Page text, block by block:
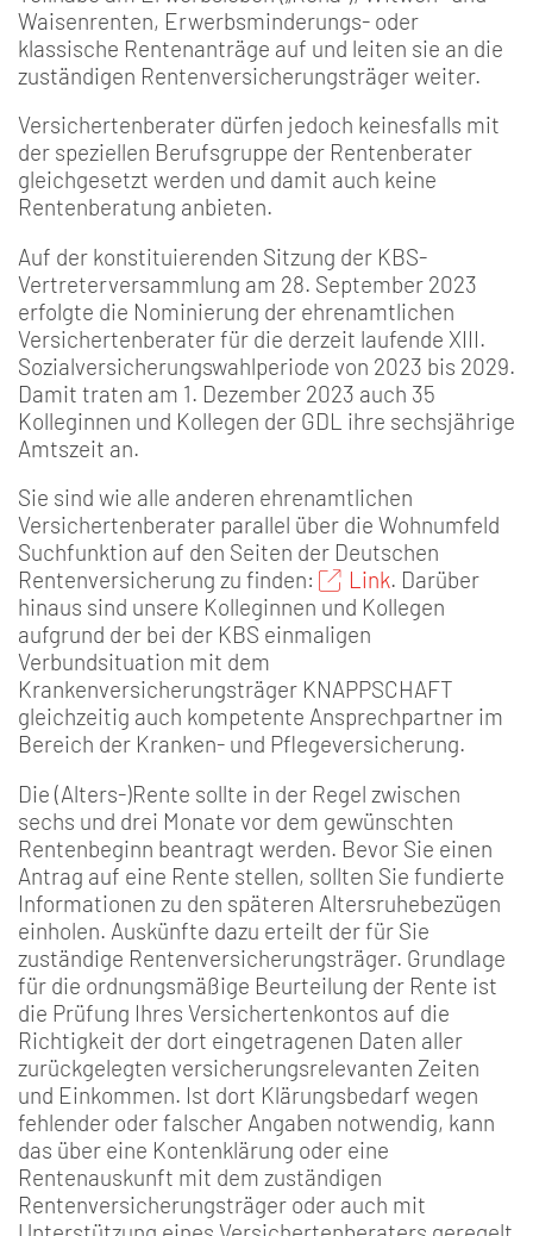
Waisenrenten, Erwerbsminderungs- oder
klassische Rentenanträge auf und leiten sie an die
zuständigen Rentenversicherungsträger weiter.
Versichertenberater dürfen jedoch keinesfalls mit
der speziellen Berufsgruppe der Rentenberater
gleichgesetzt werden und damit auch keine
Rentenberatung anbieten.
Auf der konstituierenden Sitzung der KBS-
Vertreterversammlung am 28. September 2023
erfolgte die Nominierung der ehrenamtlichen
Versichertenberater für die derzeit laufende XIII.
Sozialversicherungswahlperiode von 2023 bis 2029.
Damit traten am 1. Dezember 2023 auch 35
Kolleginnen und Kollegen der GDL ihre sechsjährige
Amtszeit an.
Sie sind wie alle anderen ehrenamtlichen
Versichertenberater parallel über die Wohnumfeld
Suchfunktion auf den Seiten der Deutschen
Rentenversicherung zu finden:
Link. Darüber
hinaus sind unsere Kolleginnen und Kollegen
aufgrund der bei der KBS einmaligen
Verbundsituation mit dem
Krankenversicherungsträger KNAPPSCHAFT
gleichzeitig auch kompetente Ansprechpartner im
Bereich der Kranken- und Pflegeversicherung.
Die (Alters-)Rente sollte in der Regel zwischen
sechs und drei Monate vor dem gewünschten
Rentenbeginn beantragt werden. Bevor Sie einen
Antrag auf eine Rente stellen, sollten Sie fundierte
Informationen zu den späteren Altersruhebezü­gen
einholen. Auskünfte dazu erteilt der für Sie
zuständige Renten­versicherungsträger. Grundlage
für die ordnungsmäßige Beurteilung der Rente ist
die Prüfung Ihres Versichertenkontos auf die
Richtigkeit der dort eingetra­genen Daten aller
zurückge­legten versicherungsrelevan­ten Zeiten
und Einkommen. Ist dort Klärungsbedarf we­gen
fehlender oder falscher Angaben notwendig, kann
das über eine Kontenklärung oder eine
Rentenauskunft mit dem zuständigen
Rentenversicherungsträ­ger oder auch mit